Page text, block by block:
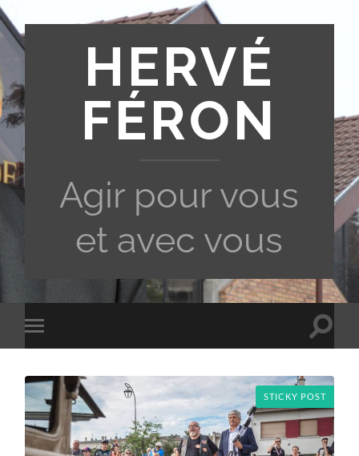
HERVÉ
FÉRON
Agir pour vous
et avec vous
Toggle
mobile
Toggle
STICKY POST